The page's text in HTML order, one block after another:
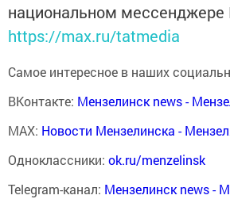
национальном мессенджере
https://max.ru/tatmedia
Самое интересное в наших
ВКонтакте: Мензелинск news -
MAX: Новости Мензелинска -
Одноклассники: ok.ru/menzelinsk
Telegram-канал: Мензелинск news -